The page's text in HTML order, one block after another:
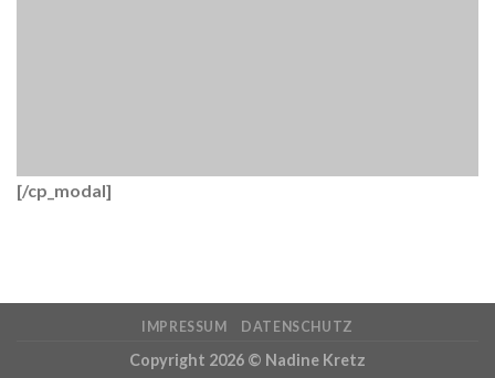
[/cp_modal]
IMPRESSUM DATENSCHUTZ
Copyright 2026 © Nadine Kretz